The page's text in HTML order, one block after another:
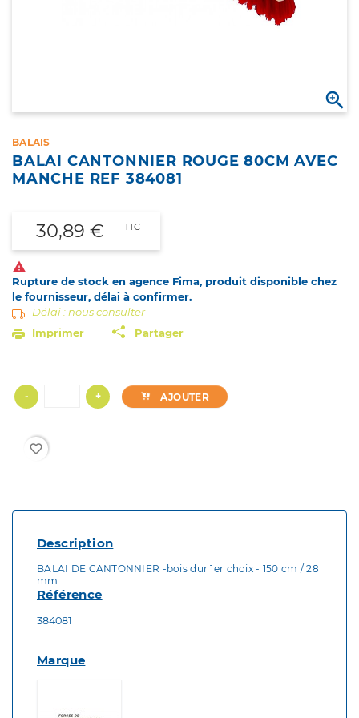

BALAIS
BALAI CANTONNIER ROUGE 80CM AVEC
MANCHE REF 384081
30,89 € TTC

Rupture de stock en agence Fima, produit disponible chez
le fournisseur, délai à confirmer.
Délai : nous consulter
Imprimer
Partager
- + AJOUTER
favorite_border
Description
BALAI DE CANTONNIER -bois dur 1er choix - 150 cm / 28
mm
Référence
384081
Marque